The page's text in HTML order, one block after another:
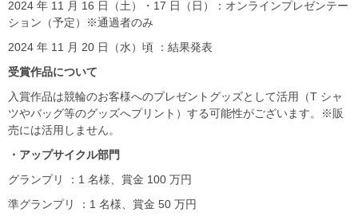
2024 年 11 月 16 日（土）・17 日（日）：オンラインプレゼンテー
ション（予定）※通過者のみ
2024 年 11 月 20 日（水）頃 ：結果発表
受賞作品について
入賞作品は競輪のお客様へのプレゼントグッズとして活用（T シャ
ツやバッグ等のグッズへプリント）する可能性がございます。※販
売には活用しません。
・アップサイクル部門
グランプリ ：1 名様、賞金 100 万円
準グランプリ ：1 名様、賞金 50 万円